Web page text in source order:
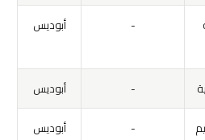
- أبوديس
-
أبوديس
-
أبوديس